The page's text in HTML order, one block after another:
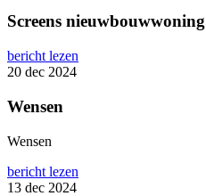
Screens nieuwbouwwoning
bericht lezen
20 dec 2024
Wensen
Wensen
bericht lezen
13 dec 2024